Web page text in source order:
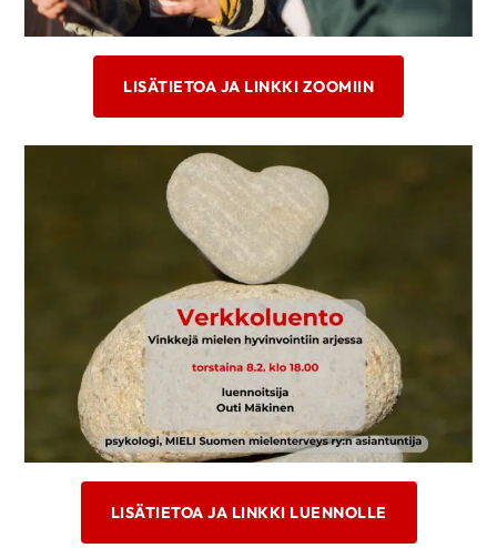
LISÄTIETOA JA LINKKI ZOOMIIN
LISÄTIETOA JA LINKKI LUENNOLLE